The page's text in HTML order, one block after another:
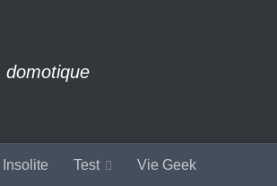
domotique
Insolite Test Vie Geek